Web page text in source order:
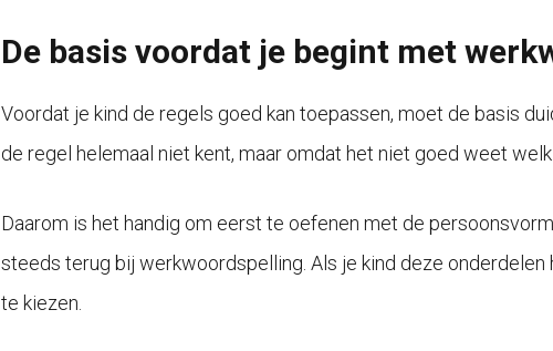
De basis voordat je begint met
Voordat je kind de regels goed kan toepassen, moet de basis
de regel helemaal niet kent, maar omdat het niet goed weet
Daarom is het handig om eerst te oefenen met de
steeds terug bij werkwoordspelling. Als je kind deze
te kiezen.